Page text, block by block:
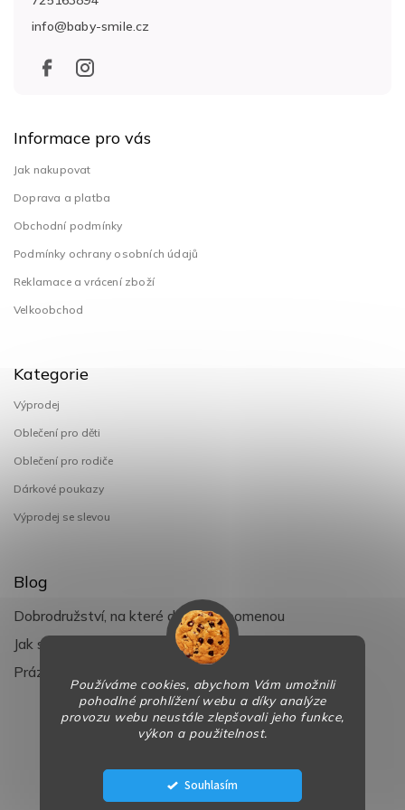
Používáme cookies, abychom Vám umožnili
pohodlné prohlížení webu a díky analýze
provozu webu neustále zlepšovali jeho funkce,
výkon a použitelnost.
Souhlasím
info@baby-smile.cz
Informace pro vás
Jak nakupovat
Doprava a platba
Obchodní podmínky
Podmínky ochrany osobních údajů
Reklamace a vrácení zboží
Velkoobchod
Kategorie
Výprodej
Oblečení pro děti
Oblečení pro rodiče
Dárkové poukazy
Výprodej se slevou
Blog
Dobrodružství, na které děti nezapomenou
Jak si užít léto s dětmi naplno
Prázdniny klepou na dveře
BaBy-smile.cz. Všechna práva vyhrazena.